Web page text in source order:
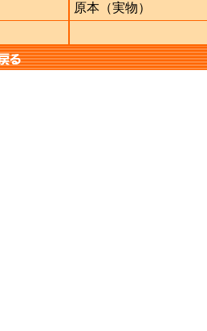
原本（実物）